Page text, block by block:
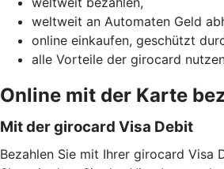
weltweit an Automaten Geld
online einkaufen, geschützt
alle Vorteile der girocard
Online mit der Karte
Mit der girocard Visa Debit
Bezahlen Sie mit Ihrer girocard Visa